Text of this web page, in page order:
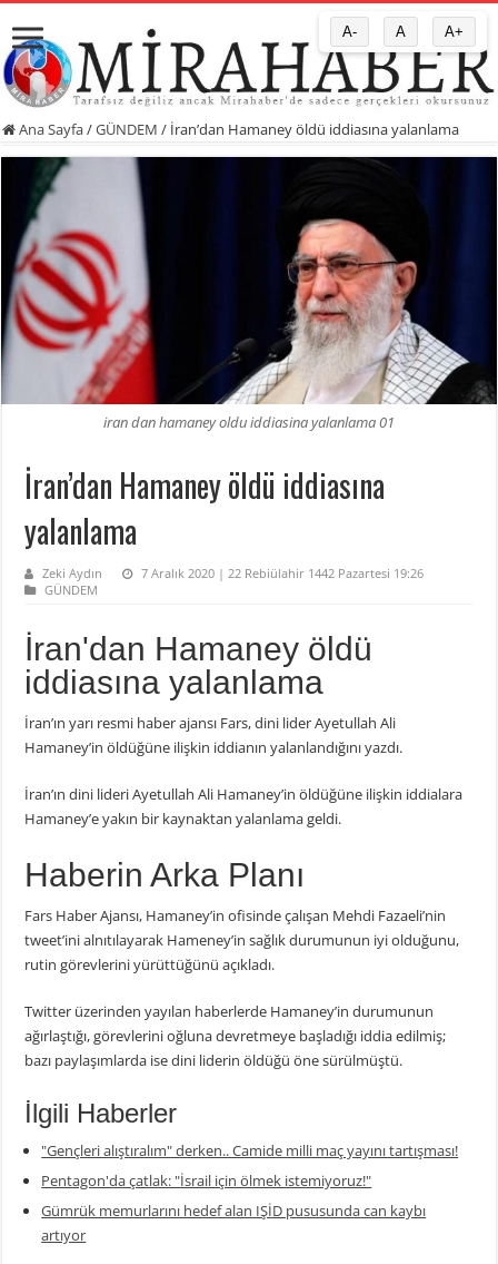
Ana Sayfa/GÜNDEM / İran’dan Hamaney öldü iddiasına yalanlama
iran dan hamaney oldu iddiasina yalanlama 01
İran’dan Hamaney öldü iddiasına
yalanlama
Zeki Aydın
7 Aralık 2020 | 22 Rebiülahir 1442 Pazartesi 19:26
GÜNDEM
İran'dan Hamaney öldü
iddiasına yalanlama
İran’ın yarı resmi haber ajansı Fars, dini lider Ayetullah Ali
Hamaney’in öldüğüne ilişkin iddianın yalanlandığını yazdı.
İran’ın dini lideri Ayetullah Ali Hamaney’in öldüğüne ilişkin iddialara
Hamaney’e yakın bir kaynaktan yalanlama geldi.
Haberin Arka Planı
Fars Haber Ajansı, Hamaney’in ofisinde çalışan Mehdi Fazaeli’nin
tweet’ini alnıtılayarak Hameney’in sağlık durumunun iyi olduğunu,
rutin görevlerini yürüttüğünü açıkladı.
Twitter üzerinden yayılan haberlerde Hamaney’in durumunun
ağırlaştığı, görevlerini oğluna devretmeye başladığı iddia edilmiş;
bazı paylaşımlarda ise dini liderin öldüğü öne sürülmüştü.
İlgili Haberler
"Gençleri alıştıralım" derken.. Camide milli maç yayını tartışması!
Pentagon'da çatlak: "İsrail için ölmek istemiyoruz!"
Gümrük memurlarını hedef alan IŞİD pususunda can kaybı
artıyor
A- A A+